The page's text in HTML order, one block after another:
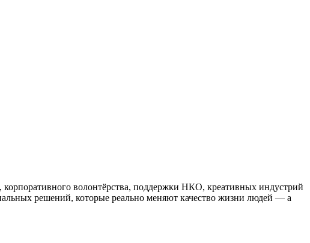
волонтёрства, поддержки НКО, креативных индустрий
решений, которые реально меняют качество жизни людей — а